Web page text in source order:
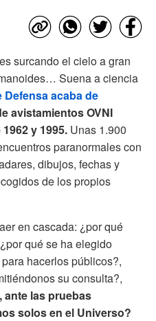
surcando el cielo a gran
Suena a ciencia
Defensa acaba de
avistamientos OVNI
y 1995. Unas 1.900
paranormales con
dibujos, fechas y
de los propios
en cascada: ¿por qué
qué se ha elegido
hacerlos públicos?,
su consulta?,
ante las pruebas
solos en el Universo?